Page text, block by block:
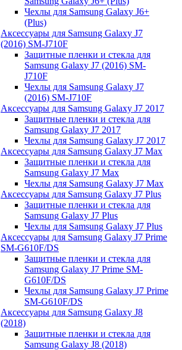
Чехлы для Samsung Galaxy J6+
(Plus)
Аксессуары для Samsung Galaxy J7
(2016) SM-J710F
Защитные пленки и стекла для
Samsung Galaxy J7 (2016) SM-
J710F
Чехлы для Samsung Galaxy J7
(2016) SM-J710F
Аксессуары для Samsung Galaxy J7 2017
Защитные пленки и стекла для
Samsung Galaxy J7 2017
Чехлы для Samsung Galaxy J7 2017
Аксессуары для Samsung Galaxy J7 Max
Защитные пленки и стекла для
Samsung Galaxy J7 Max
Чехлы для Samsung Galaxy J7 Max
Аксессуары для Samsung Galaxy J7 Plus
Защитные пленки и стекла для
Samsung Galaxy J7 Plus
Чехлы для Samsung Galaxy J7 Plus
Аксессуары для Samsung Galaxy J7 Prime
SM-G610F/DS
Защитные пленки и стекла для
Samsung Galaxy J7 Prime SM-
G610F/DS
Чехлы для Samsung Galaxy J7 Prime
SM-G610F/DS
Аксессуары для Samsung Galaxy J8
(2018)
Защитные пленки и стекла для
Samsung Galaxy J8 (2018)